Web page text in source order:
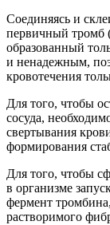
Соединяясь и
первичный тромб
образованный
и ненадежным,
кровотечения
Для того, чтобы
сосуда,
свертывания
формирования
Для того, чтобы
в организме
фермент
растворимого